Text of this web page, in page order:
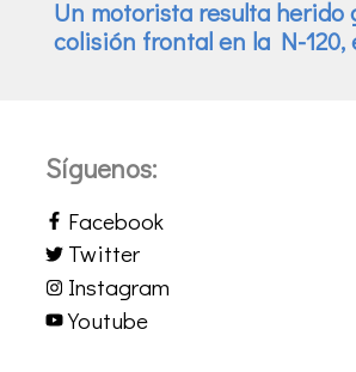
Síguenos:
Facebook
Twitter
Instagram
Youtube